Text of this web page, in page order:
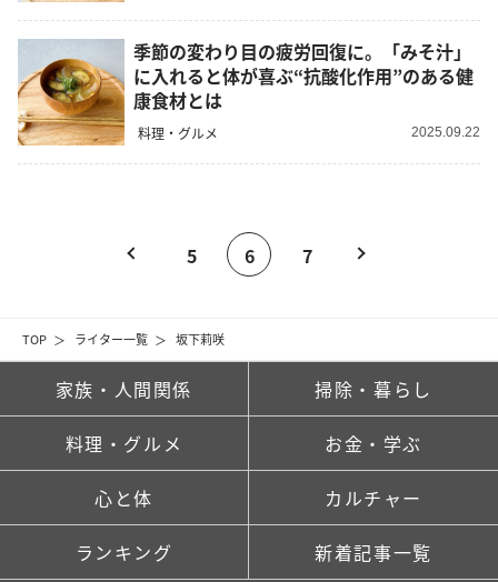
TOP ライター一覧 坂下莉咲
季節の変わり目の疲労回復に。「みそ汁」
に入れると体が喜ぶ“抗酸化作用”のある健
康食材とは
料理・グルメ 2025.09.22
5 6 7
家族・人間関係 掃除・暮らし
料理・グルメ お金・学ぶ
心と体 カルチャー
ランキング 新着記事一覧